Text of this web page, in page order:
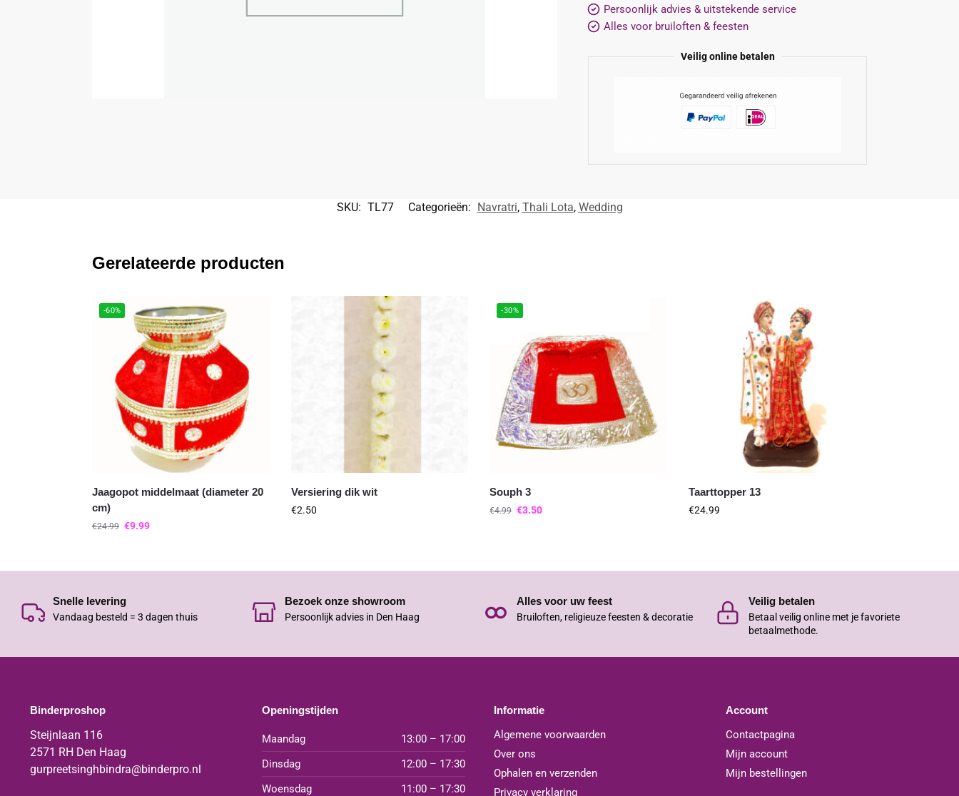
Persoonlijk advies & uitstekende service
Alles voor bruiloften & feesten
Veilig online betalen
SKU: TL77 Categorieën: Navratri, Thali Lota, Wedding
Gerelateerde producten
-60%
Jaagopot middelmaat (diameter 20
cm)
€24.99 €9.99
Versiering dik wit
€2.50
-30%
Souph 3
€4.99 €3.50
Taarttopper 13
€24.99
Snelle levering
Vandaag besteld = 3 dagen thuis
Bezoek onze showroom
Persoonlijk advies in Den Haag
Alles voor uw feest
Bruiloften, religieuze feesten & decoratie
Veilig betalen
Betaal veilig online met je favoriete
betaalmethode.
Binderproshop
Steijnlaan 116
2571 RH Den Haag
gurpreetsinghbindra@binderpro.nl
Openingstijden
Maandag
13:00 – 17:00
Dinsdag
12:00 – 17:30
Woensdag
11:00 – 17:30
Informatie
Algemene voorwaarden
Over ons
Ophalen en verzenden
Privacy verklaring
Account
Contactpagina
Mijn account
Mijn bestellingen